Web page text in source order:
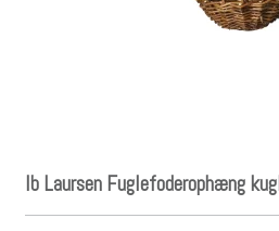
Ib Laursen Fuglefoderophæng